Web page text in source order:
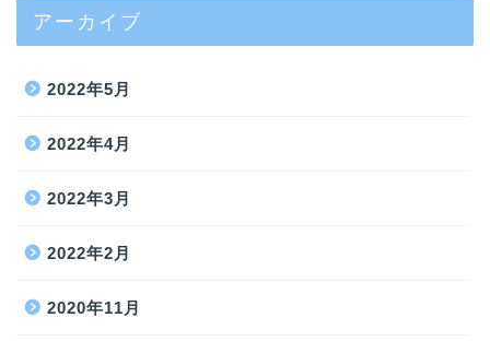
アーカイブ
2022年5月
2022年4月
2022年3月
2022年2月
2020年11月